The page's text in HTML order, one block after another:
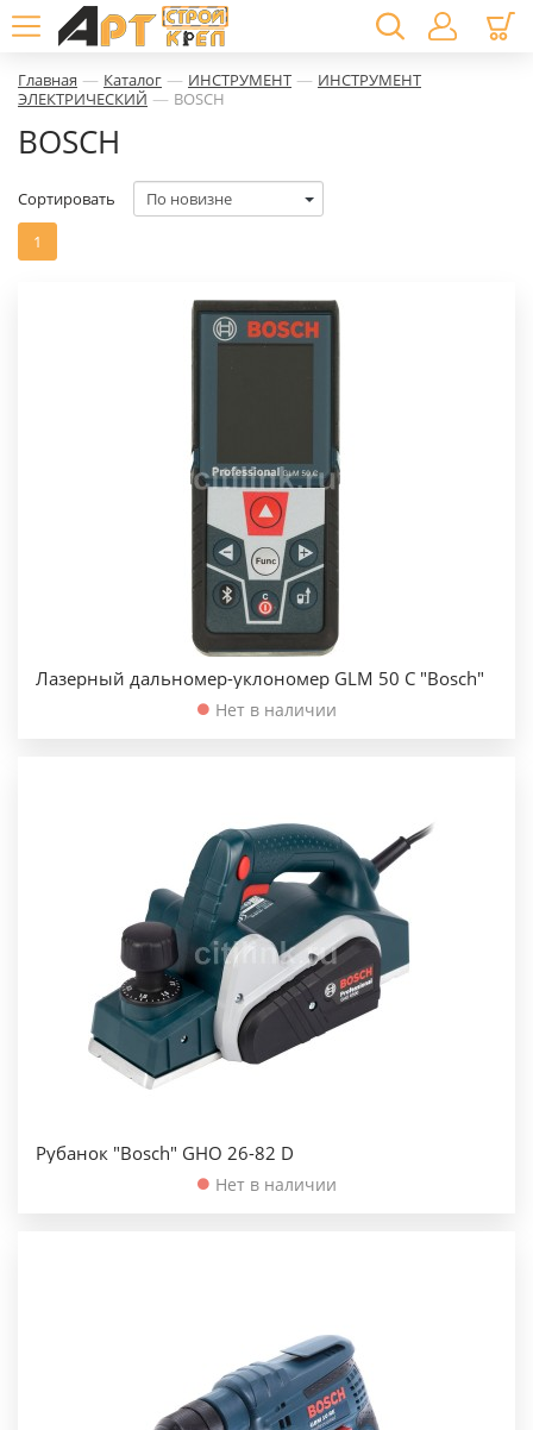
Главная — Каталог — ИНСТРУМЕНТ — ИНСТРУМЕНТ
ЭЛЕКТРИЧЕСКИЙ — BOSCH
BOSCH
1
Сортировать
Лазерный дальномер-уклономер GLM 50 С "Bosch"
Нет в наличии
Рубанок "Bosch" GHO 26-82 D
Нет в наличии